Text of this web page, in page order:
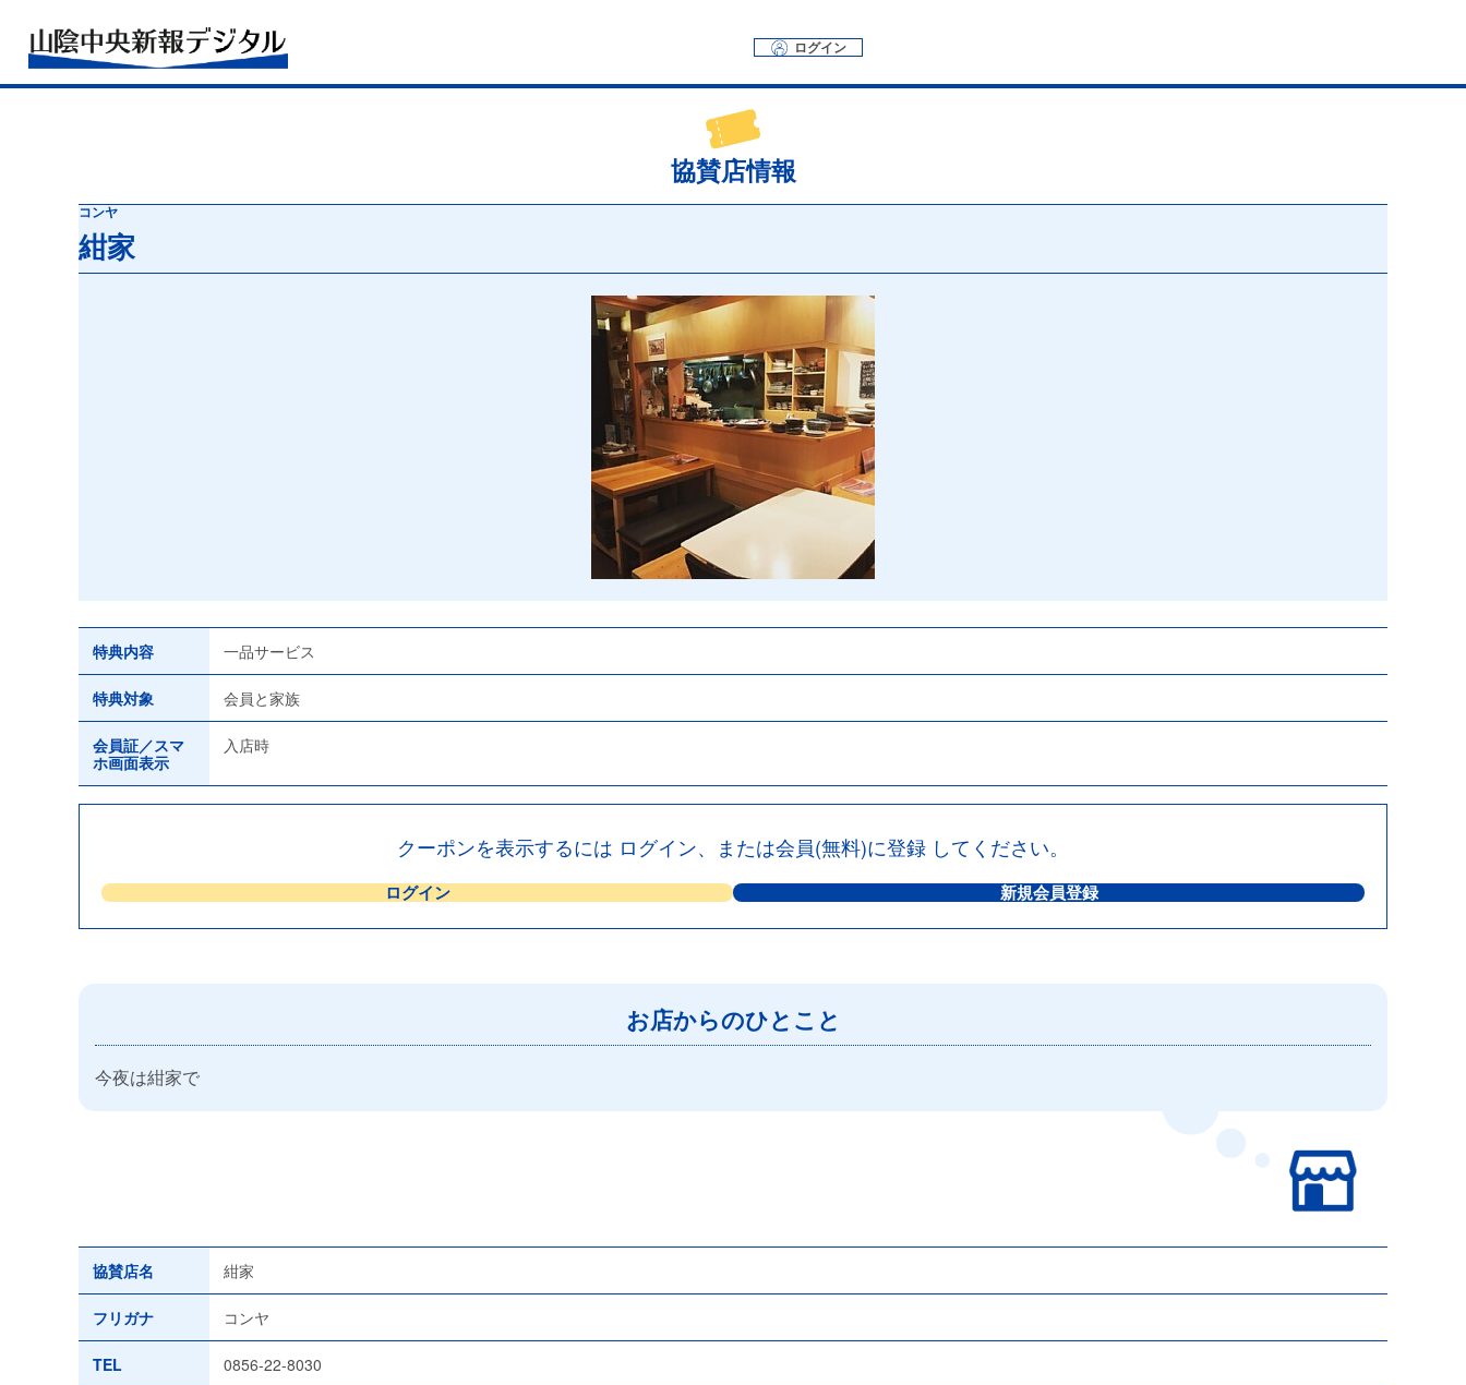
ログイン
協賛店情報
コンヤ
紺家
特典内容 一品サービス
特典対象 会員と家族
会員証／スマ
ホ画面表示
入店時
クーポンを表示するには ログイン、または会員(無料)に登録 してください。
ログイン 新規会員登録
お店からのひとこと
今夜は紺家で
協賛店名 紺家
フリガナ コンヤ
TEL 0856-22-8030